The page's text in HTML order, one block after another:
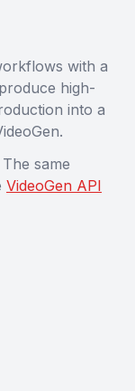
with a
high-
into a
same
VideoGen API